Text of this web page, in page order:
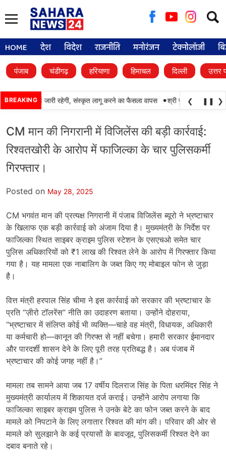
for:
HOME देश विदेश राजनीति मनोरंजन टेक्नोलॉजी
पंजाब चंडीगढ़ हरियाणा हिमाचल दिल्ली उत्तर
BREAKING
की पढ़ाई जारी रहेगी, संस्कृत लागू करने का फैसला वापस • श्री गुरु हरिकृष्ण साहिब
❮ ❚❚ ❯
CM मान की निगरानी में विजिलेंस की बड़ी कार्रवाई:
रिश्वतखोरी के आरोप में फाजिल्का के चार पुलिसकर्मी
गिरफ्तार।
Posted on May 28, 2025
CM भगवंत मान की प्रत्यक्ष निगरानी में पंजाब विजिलेंस ब्यूरो ने भ्रष्टाचार
के खिलाफ एक बड़ी कार्रवाई को अंजाम दिया है। मुख्यमंत्री के निर्देश पर
फाजिल्का स्थित साइबर क्राइम पुलिस स्टेशन के एसएचओ समेत चार
पुलिस अधिकारियों को ₹1 लाख की रिश्वत लेने के आरोप में गिरफ्तार किया
गया है। यह मामला एक नाबालिग के जब्त किए गए मोबाइल फोन से जुड़ा
है।
वित्त मंत्री हरपाल सिंह चीमा ने इस कार्रवाई को सरकार की भ्रष्टाचार के
प्रति “ज़ीरो टॉलरेंस” नीति का उदाहरण बताया। उन्होंने दोहराया,
“भ्रष्टाचार में संलिप्त कोई भी व्यक्ति—चाहे वह मंत्री, विधायक, अधिकारी
या कर्मचारी हो—कानून की गिरफ्त से नहीं बचेगा। हमारी सरकार ईमानदार
और पारदर्शी शासन देने के लिए पूरी तरह प्रतिबद्ध है। अब पंजाब में
भ्रष्टाचार की कोई जगह नहीं है।”
मामला तब सामने आया जब 17 वर्षीय दिलराज सिंह के पिता धरमिंदर सिंह ने
मुख्यमंत्री कार्यालय में शिकायत दर्ज कराई। उन्होंने आरोप लगाया कि
फाजिल्का साइबर क्राइम पुलिस ने उनके बेटे का फोन जब्त करने के बाद
मामले को निपटाने के लिए लगातार रिश्वत की मांग की। परिवार की ओर से
मामले को सुलझाने के कई प्रयासों के बावजूद, पुलिसकर्मी रिश्वत देने का
दबाव बनाते रहे।